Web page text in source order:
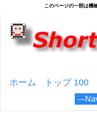
ホーム トップ 100